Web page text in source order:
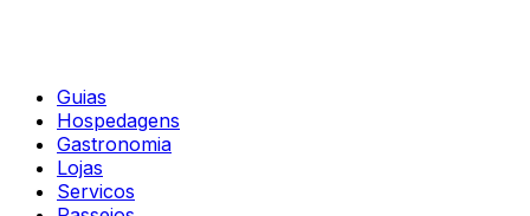
Guias
Hospedagens
Gastronomia
Lojas
Servicos